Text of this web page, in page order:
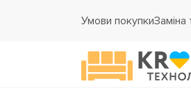
Умови покупкиЗаміна